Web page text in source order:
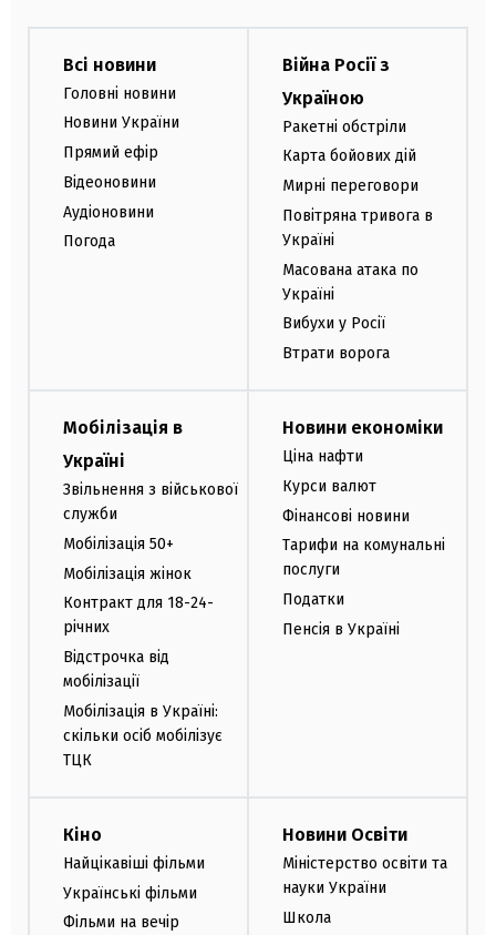
Всі новини
Головні новини
Новини України
Прямий ефір
Відеоновини
Аудіоновини
Погода
Війна Росії з
Україною
Ракетні обстріли
Карта бойових дій
Мирні переговори
Повітряна тривога в
Україні
Масована атака по
Україні
Вибухи у Росії
Втрати ворога
Мобілізація в
Україні
Звільнення з військової
служби
Мобілізація 50+
Мобілізація жінок
Контракт для 18-24-
річних
Відстрочка від
мобілізації
Мобілізація в Україні:
скільки осіб мобілізує
ТЦК
Новини економіки
Ціна нафти
Курси валют
Фінансові новини
Тарифи на комунальні
послуги
Податки
Пенсія в Україні
Кіно
Найцікавіші фільми
Українські фільми
Фільми на вечір
Новини Освіти
Міністерство освіти та
науки України
Школа